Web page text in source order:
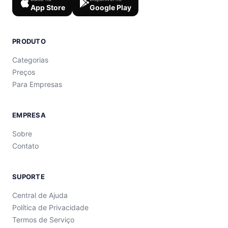
App Store Google Play
PRODUTO
Categorias
Preços
Para Empresas
EMPRESA
Sobre
Contato
SUPORTE
Central de Ajuda
Política de Privacidade
Termos de Serviço